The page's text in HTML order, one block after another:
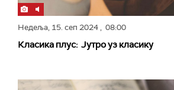
Недеља, 15. сеп 2024, 08:00
Класика плус: Јутро уз класику